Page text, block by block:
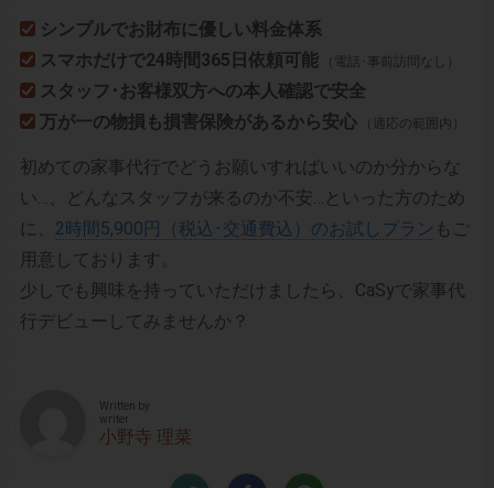
シンプルでお財布に優しい料金体系
スマホだけで24時間365日依頼可能
（電話･事前訪問なし）
スタッフ･お客様双方への本人確認で安全
万が一の物損も損害保険があるから安心
（適応の範囲内）
初めての家事代行でどうお願いすればいいのか分からな
い…、どんなスタッフが来るのか不安…といった方のため
に、 2時間5,900円（税込･交通費込）のお試しプラン もご
用意しております。
少しでも興味を持っていただけましたら、CaSyで家事代
行デビューしてみませんか？
Written by
writer
小野寺 理菜